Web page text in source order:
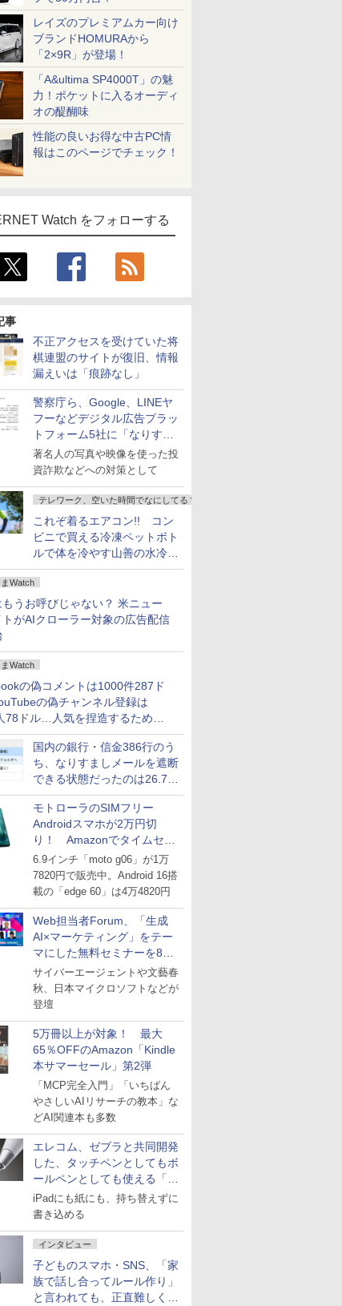
レイズのプレミアムカー向け
ブランドHOMURAから
「2×9R」が登場！
「A&ultima SP4000T」の魅
力！ポケットに入るオーディ
オの醍醐味
性能の良いお得な中古PC情
報はこのページでチェック！
Watch をフォローする
事
不正アクセスを受けていた将
棋連盟のサイトが復旧、情報
漏えいは「痕跡なし」
警察庁ら、Google、LINEヤ
フーなどデジタル広告プラッ
トフォーム5社に「なりすま
し詐欺広告」対策強化を要請
著名人の写真や映像を使った投
資詐欺などへの対策として
テレワーク、空いた時間でなにしてる？
これぞ着るエアコン!! コン
ビニで買える冷凍ペットボト
ルで体を冷やす山善の水冷ベ
ストがロードバイクにちょう
どいい【ぼっち・ざ・ろー
ど！その14】
Watch
もうお呼びじゃない？ 米ニュー
トがAIクローラー対象の広告配信
Watch
の偽コメントは1000件287ド
の偽チャンネル登録は
78ドル…人気を捏造するための
トが公開中
国内の銀行・信金386行のう
ち、なりすましメールを遮断
できる状態だったのは26.7％
にとどまる～GMOブランド
セキュリティ調査
モトローラのSIMフリー
Androidスマホが2万円切
り！ Amazonでタイムセー
ル
6.9インチ「moto g06」が1万
7820円で販売中。Android 16搭
載の「edge 60」は4万4820円
Web担当者Forum、「生成
AI×マーケティング」をテー
マにした無料セミナーを8月
27日にオンライン開催
サイバーエージェントや文藝春
秋、日本マイクロソフトなどが
登壇
5万冊以上が対象！ 最大
65％OFFのAmazon「Kindle
本サマーセール」第2弾
「MCP完全入門」「いちばん
やさしいAIリサーチの教本」な
どAI関連本も多数
エレコム、ゼブラと共同開発
した、タッチペンとしてもボ
ールペンとしても使える「ス
タイラスツーウェイ」発売
iPadにも紙にも、持ち替えずに
書き込める
インタビュー
子どものスマホ・SNS、「家
族で話し合ってルール作り」
と言われても、正直難しくな